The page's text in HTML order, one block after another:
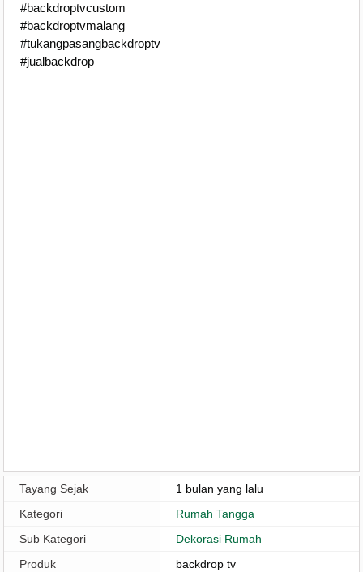
#backdroptvcustom
#backdroptvmalang
#tukangpasangbackdroptv
#jualbackdrop
Tayang Sejak
1 bulan yang lalu
Kategori
Rumah Tangga
Sub Kategori
Dekorasi Rumah
Produk
backdrop tv